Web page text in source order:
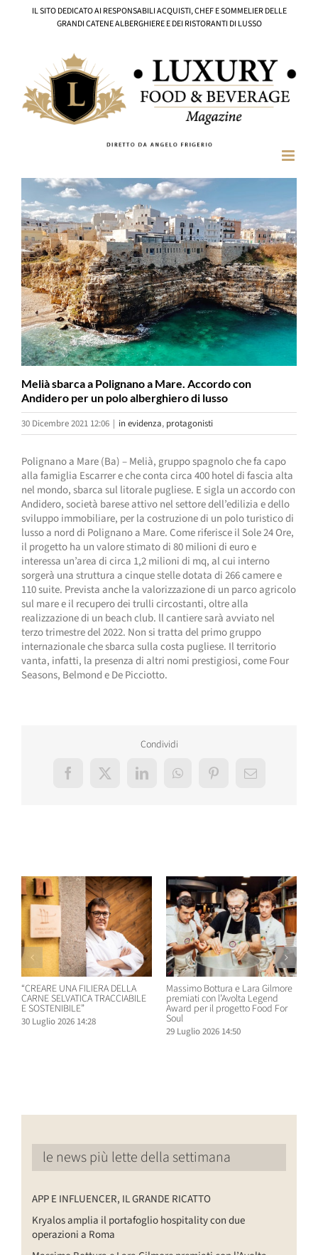
IL SITO DEDICATO AI RESPONSABILI ACQUISTI, CHEF E SOMMELIER DELLE
GRANDI CATENE ALBERGHIERE E DEI RISTORANTI DI LUSSO
Ingrandisci
immagine
Melià sbarca a Polignano a Mare. Accordo con
Andidero per un polo alberghiero di lusso
30 Dicembre 2021 12:06 | in evidenza, protagonisti
Polignano a Mare (Ba) – Melià, gruppo spagnolo che fa capo
alla famiglia Escarrer e che conta circa 400 hotel di fascia alta
nel mondo, sbarca sul litorale pugliese. E sigla un accordo con
Andidero, società barese attivo nel settore dell’edilizia e dello
sviluppo immobiliare, per la costruzione di un polo turistico di
lusso a nord di Polignano a Mare. Come riferisce il Sole 24 Ore,
il progetto ha un valore stimato di 80 milioni di euro e
interessa un’area di circa 1,2 milioni di mq, al cui interno
sorgerà una struttura a cinque stelle dotata di 266 camere e
110 suite. Prevista anche la valorizzazione di un parco agricolo
sul mare e il recupero dei trulli circostanti, oltre alla
realizzazione di un beach club. ll cantiere sarà avviato nel
terzo trimestre del 2022. Non si tratta del primo gruppo
internazionale che sbarca sulla costa pugliese. Il territorio
vanta, infatti, la presenza di altri nomi prestigiosi, come Four
Seasons, Belmond e De Picciotto.
Condividi
Facebook
X LinkedInWhatsAppPinterestEmail
“CREARE UNA FILIERA DELLA
CARNE SELVATICA TRACCIABILE
E SOSTENIBILE”
30 Luglio 2026 14:28
Massimo Bottura e Lara Gilmore
premiati con l’Avolta Legend
Award per il progetto Food For
Soul
29 Luglio 2026 14:50
le news più lette della settimana
APP E INFLUENCER, IL GRANDE RICATTO
Kryalos amplia il portafoglio hospitality con due
operazioni a Roma